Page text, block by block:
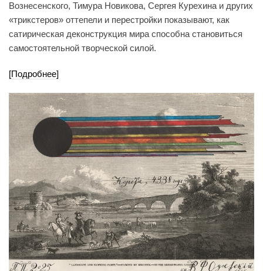
Вознесенского, Тимура Новикова, Сергея Курехина и других
«трикстеров» оттепели и перестройки показывают, как
сатирическая деконструкция мира способна становиться
самостоятельной творческой силой.
[Подробнее]